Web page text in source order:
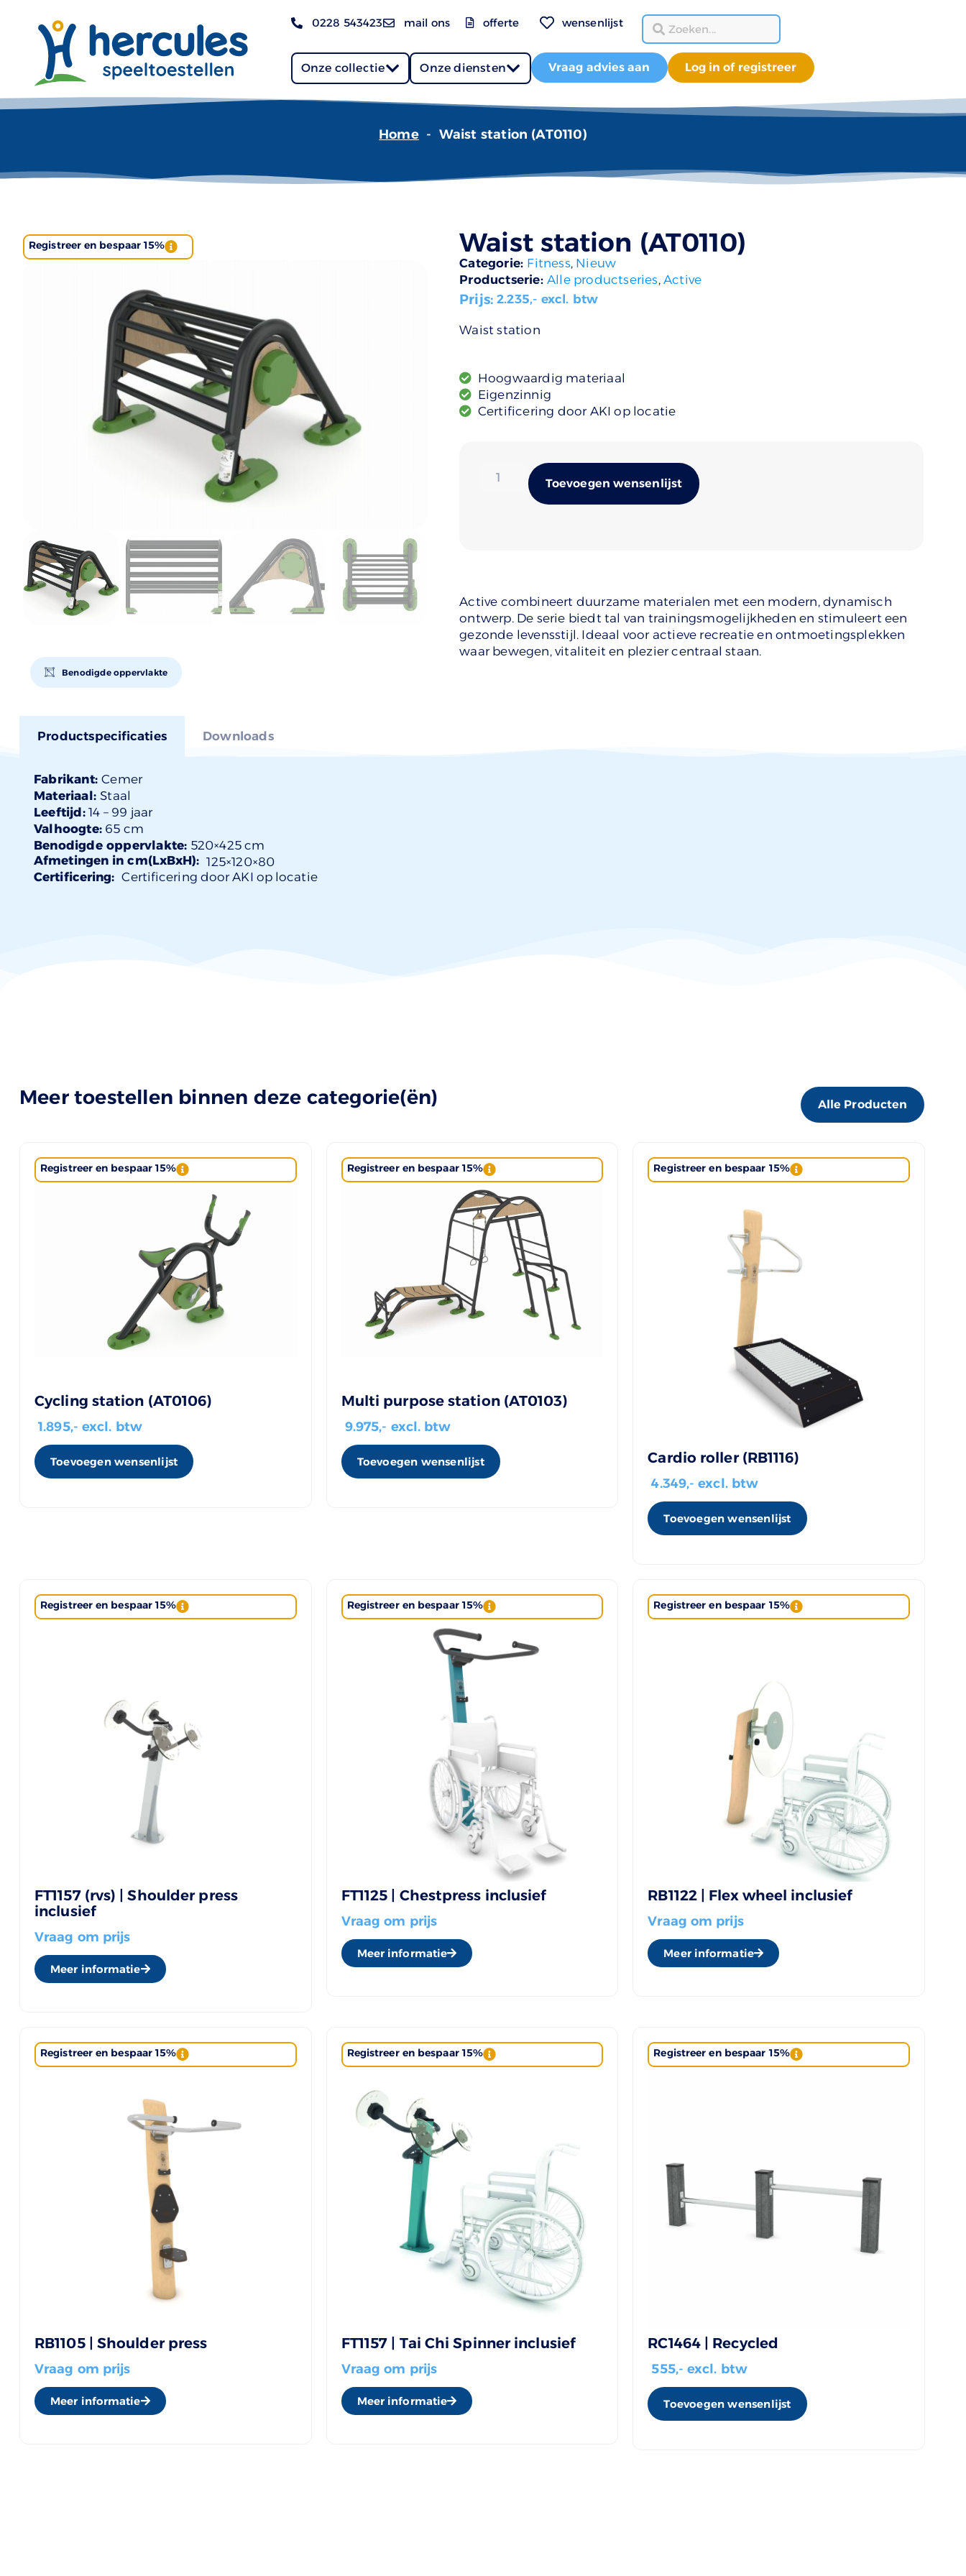
0228 543423 mail ons offerte wensenlijst
Onze collectie Onze diensten Vraag advies aan Log in of registreer
Home - Waist station (AT0110)
Registreer en bespaar 15%
Benodigde oppervlakte
Waist station (AT0110)
Categorie: Fitness, Nieuw
Productserie:Alle productseries, Active
Prijs:2.235,- excl. btw
Waist station
Hoogwaardig materiaal
Eigenzinnig
Certificering door AKI op locatie
Toevoegen wensenlijst
Active combineert duurzame materialen met een modern, dynamisch
ontwerp. De serie biedt tal van trainingsmogelijkheden en stimuleert een
gezonde levensstijl. Ideaal voor actieve recreatie en ontmoetingsplekken
waar bewegen, vitaliteit en plezier centraal staan.
Productspecificaties Downloads
Fabrikant:Cemer
Materiaal:Staal
Leeftijd:14 – 99 jaar
Valhoogte: 65 cm
Benodigde oppervlakte: 520×425 cm
Afmetingen in cm(LxBxH): 125×120×80
Certificering: Certificering door AKI op locatie
Meer toestellen binnen deze categorie(ën) Alle Producten
Registreer en bespaar 15%
Cycling station (AT0106)
1.895,- excl. btw
Toevoegen wensenlijst
Registreer en bespaar 15%
Multi purpose station (AT0103)
9.975,- excl. btw
Toevoegen wensenlijst
Registreer en bespaar 15%
Cardio roller (RB1116)
4.349,- excl. btw
Toevoegen wensenlijst
Registreer en bespaar 15%
FT1157 (rvs) | Shoulder press
inclusief
Vraag om prijs
Meer informatie
Registreer en bespaar 15%
FT1125 | Chestpress inclusief
Vraag om prijs
Meer informatie
Registreer en bespaar 15%
RB1122 | Flex wheel inclusief
Vraag om prijs
Meer informatie
Registreer en bespaar 15%
RB1105 | Shoulder press
Vraag om prijs
Meer informatie
Registreer en bespaar 15%
FT1157 | Tai Chi Spinner inclusief
Vraag om prijs
Meer informatie
Registreer en bespaar 15%
RC1464 | Recycled
555,- excl. btw
Toevoegen wensenlijst